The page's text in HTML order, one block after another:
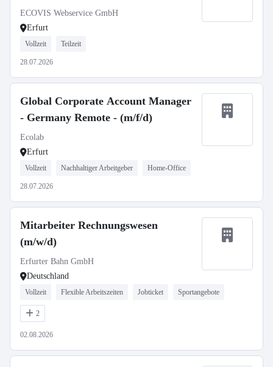
ECOVIS Webservice GmbH
Erfurt
Vollzeit Teilzeit
28.07.2026
Global Corporate Account Manager
- Germany Remote - (m/f/d)
Ecolab
Erfurt
Vollzeit Nachhaltiger Arbeitgeber Home-Office
28.07.2026
Mitarbeiter Rechnungswesen
(m/w/d)
Erfurter Bahn GmbH
Deutschland
Vollzeit Flexible Arbeitszeiten Jobticket Sportangebote
2
02.08.2026